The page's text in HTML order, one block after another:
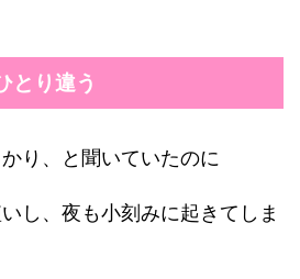
とり違う
り、と聞いていたのに
し、夜も小刻みに起きてしま